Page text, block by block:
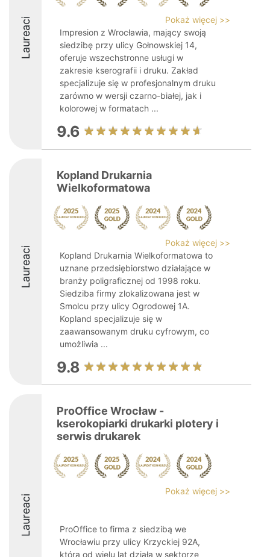
Laureaci
Pokaż więcej >>
Impresion z Wrocławia, mający swoją
siedzibę przy ulicy Gołnowskiej 14,
oferuje wszechstronne usługi w
zakresie kserografii i druku. Zakład
specjalizuje się w profesjonalnym druku
zarówno w wersji czarno-białej, jak i
kolorowej w formatach ...
9.6
Laureaci
Kopland Drukarnia
Wielkoformatowa
Pokaż więcej >>
Kopland Drukarnia Wielkoformatowa to
uznane przedsiębiorstwo działające w
branży poligraficznej od 1998 roku.
Siedziba firmy zlokalizowana jest w
Smolcu przy ulicy Ogrodowej 1A.
Kopland specjalizuje się w
zaawansowanym druku cyfrowym, co
umożliwia ...
9.8
Laureaci
ProOffice Wrocław -
kserokopiarki drukarki plotery i
serwis drukarek
Pokaż więcej >>
ProOffice to firma z siedzibą we
Wrocławiu przy ulicy Krzyckiej 92A,
która od wielu lat działa w sektorze